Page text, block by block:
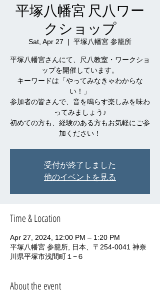
平塚八幡宮 尺八ワー
クショップ
Sat, Apr 27
  |
平塚八幡宮 参籠所
平塚八幡宮さんにて、尺八教室・ワークショ
ップを開催しています。
キーワードは「やってみなきゃわからな
い！」
参加者の皆さんで、音を鳴らす楽しみを味わ
ってみましょう♪
初めての方も、経験のある方もお気軽にご参
加ください！
受付が終了しました
他のイベントを見る
Time & Location
Apr 27, 2024, 12:00 PM – 1:20 PM
平塚八幡宮 参籠所, 日本、〒254-0041 神奈
川県平塚市浅間町１−６
About the event